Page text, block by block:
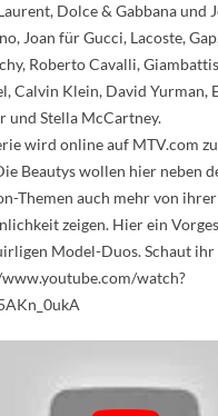
Dolce & Gabbana und
Joan für Gucci, Lacoste,
Roberto Cavalli,
Calvin Klein, David Yurman,
und Stella McCartney.
wird online auf MTV.com
Beautys wollen hier neben
Themen auch mehr von ihrer
zeigen. Hier ein
Model-Duos. Schaut ihr
watch?